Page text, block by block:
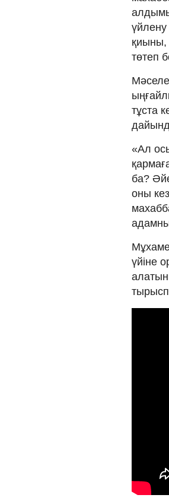
қиыны,
төтеп
тұста
«Ал
ба?
оны
үйіне